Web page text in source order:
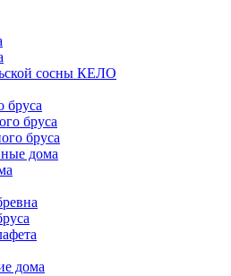
сосны КЕЛО
бруса
бруса
бруса
дома
дома